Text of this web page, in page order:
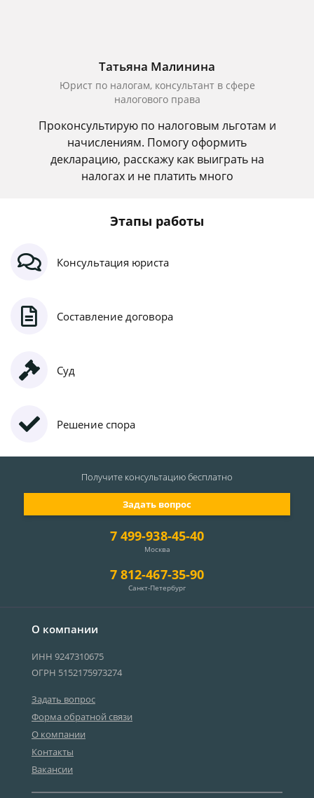
Татьяна Малинина
Юрист по налогам, консультант в сфере
налогового права
Проконсультирую по налоговым льготам и
начислениям. Помогу оформить
декларацию, расскажу как выиграть на
налогах и не платить много
Этапы работы
Консультация юриста
Составление договора
Суд
Решение спора
О компании
ИНН 9247310675
ОГРН 5152175973274
Задать вопрос
Форма обратной связи
О компании
Контакты
Вакансии
7 499-938-45-40
Москва
7 812-467-35-90
Санкт-Петербург
Задать вопрос
Получите консультациюбесплатно